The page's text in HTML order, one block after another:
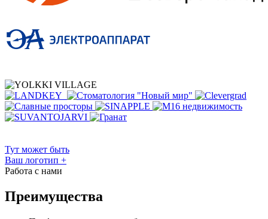
Тут может быть
Ваш логотип +
Работа с нами
Преимущества